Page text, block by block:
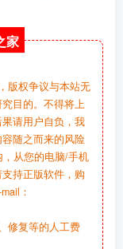
家
版权争议与本站无
目的。不得将上
请用户自负，我
随之而来的风险
从您的电脑/手机
持正版软件，购
：
修复等的人工费